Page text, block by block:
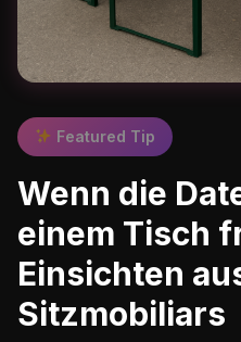
Featured Tip
Wenn die
einem Tisch
Einsichten
Sitzmobiliars